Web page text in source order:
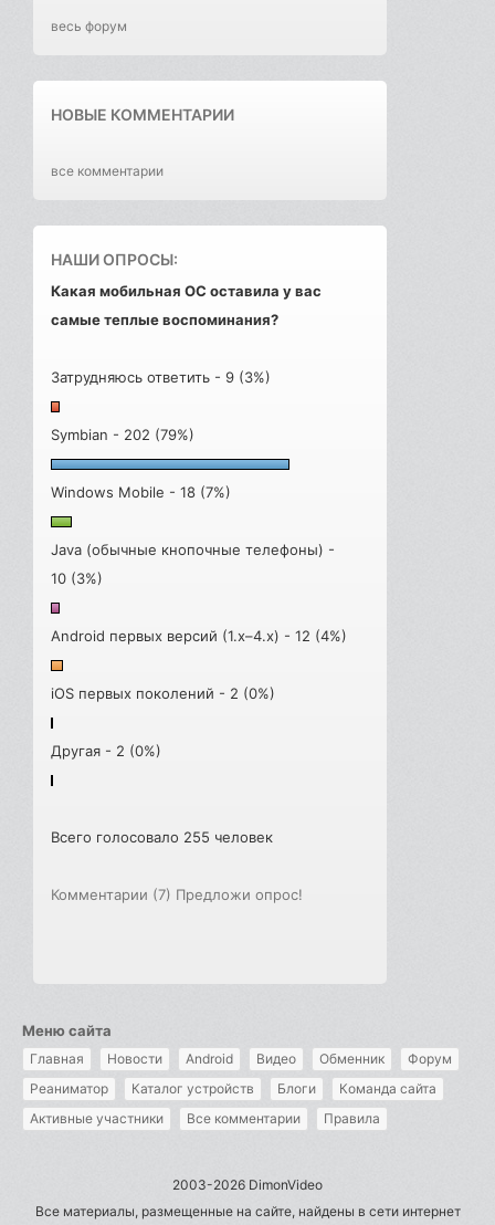
весь форум
НОВЫЕ КОММЕНТАРИИ
все комментарии
НАШИ ОПРОСЫ:
Какая мобильная ОС оставила у вас
самые теплые воспоминания?
Затрудняюсь ответить - 9 (3%)
Symbian - 202 (79%)
Windows Mobile - 18 (7%)
Java (обычные кнопочные телефоны) -
10 (3%)
Android первых версий (1.x–4.x) - 12 (4%)
iOS первых поколений - 2 (0%)
Другая - 2 (0%)
Всего голосовало 255 человек
Комментарии (7) Предложи опрос!
Меню сайта
Главная Новости Android Видео Обменник
Форум
Реаниматор
Каталог устройств Блоги
Команда сайта
Активные участники
Все комментарии Правила
2003-2026 DimonVideo
Все материалы, размещенные на сайте, найдены в сети интернет